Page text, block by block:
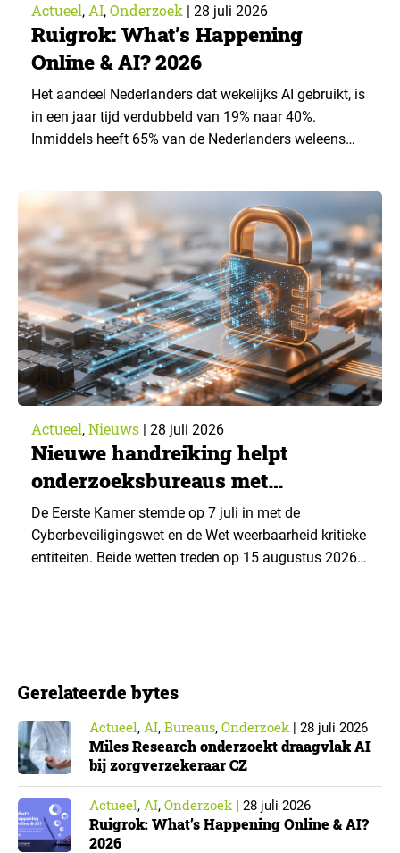
Actueel, AI, Onderzoek | 28 juli 2026
Ruigrok: What’s Happening
Online & AI? 2026
Het aandeel Nederlanders dat wekelijks AI gebruikt, is
in een jaar tijd verdubbeld van 19% naar 40%.
Inmiddels heeft 65% van de Nederlanders weleens
van What’s Happening Online & AI? 2026, het
jaarlijkse trendrapport van Ruigrok onderzoek &
advies over…
Actueel, Nieuws | 28 juli 2026
Nieuwe handreiking helpt
onderzoeksbureaus met
Cyberbeveiligingswet
De Eerste Kamer stemde op 7 juli in met de
Cyberbeveiligingswet en de Wet weerbaarheid kritieke
entiteiten. Beide wetten treden op 15 augustus 2026
onderzoeksorganisatie. De toepasselijkheid…
Gerelateerde bytes
Actueel, AI, Bureaus, Onderzoek| 28 juli 2026
Miles Research onderzoekt draagvlak AI
bij zorgverzekeraar CZ
Actueel, AI, Onderzoek| 28 juli 2026
Ruigrok: What’s Happening Online & AI?
2026